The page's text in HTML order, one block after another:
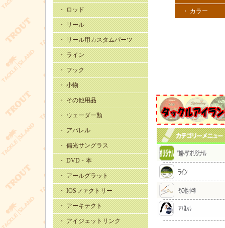
・ ロッド
・ リール
・ リール用カスタムパーツ
・ ライン
・ フック
・ 小物
・ その他用品
・ ウェーダー類
・ アパレル
・ 偏光サングラス
・ DVD・本
・ アールグラット
・ IOSファクトリー
・ アーキテクト
・ アイジェットリンク
・ カラー